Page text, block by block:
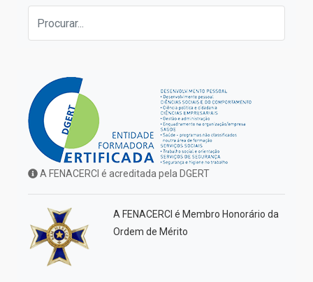
A FENACERCI é acreditada pela DGERT
A FENACERCI é Membro Honorário da
Ordem de Mérito